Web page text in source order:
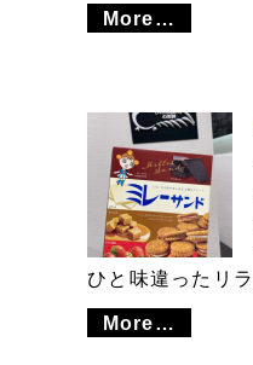
More…
ひと味違ったリ
More…